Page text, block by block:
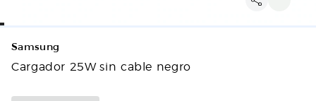
Samsung
Cargador 25W sin cable negro